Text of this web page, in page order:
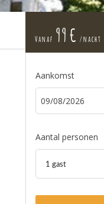
Vanaf 99 € /nacht
Aankomst
Aantal personen
1 gast